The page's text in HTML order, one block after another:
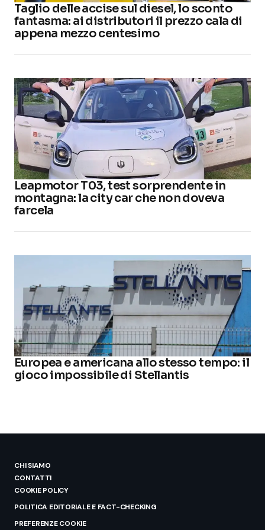
Taglio delle accise sul diesel, lo sconto
fantasma: ai distributori il prezzo cala di
appena mezzo centesimo
Leapmotor T03, test sorprendente in
montagna: la city car che non doveva
farcela
Europea e americana allo stesso tempo: il
gioco impossibile di Stellantis
CHI SIAMO
CONTATTI
COOKIE POLICY
POLITICA EDITORIALE E FACT-CHECKING
PREFERENZE COOKIE